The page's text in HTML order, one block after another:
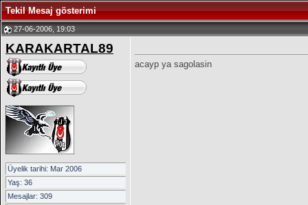
Tekil Mesaj gösterimi
27-06-2006, 19:03
KARAKARTAL89
Üyelik tarihi: Mar 2006
Yaş: 36
Mesajlar: 309
acayp ya sagolasin